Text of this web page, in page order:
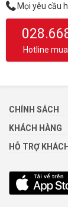
Mọi yêu cầu
Hotline
CHÍNH SÁCH
KHÁCH HÀNG
HỖ TRỢ